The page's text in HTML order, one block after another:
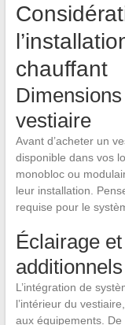
chauffant
vestiaire
Avant d’acheter un
disponible dans vos
monobloc ou
leur installation.
requise pour le
Éclairage
additionnels
L’intégration de
l’intérieur du
aux équipements. De